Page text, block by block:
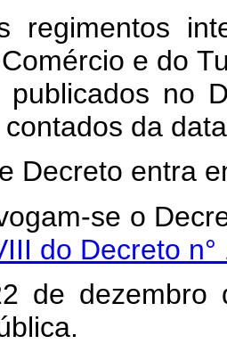
regimentos
e do
no
da
Decreto entra
se o
do Decreto
de dezembro